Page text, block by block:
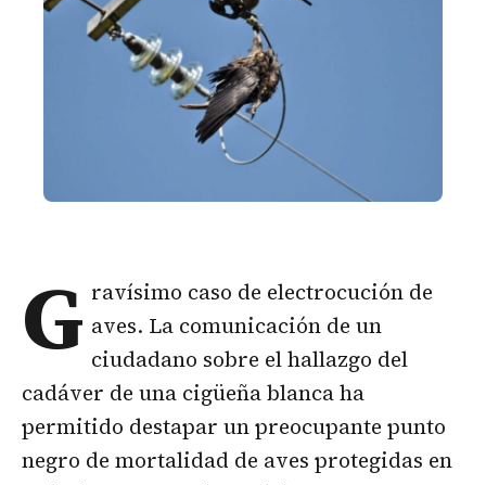
G ravísimo caso de electrocución de
aves. La comunicación de un
ciudadano sobre el hallazgo del
cadáver de una cigüeña blanca ha
permitido destapar un preocupante punto
negro de mortalidad de aves protegidas en